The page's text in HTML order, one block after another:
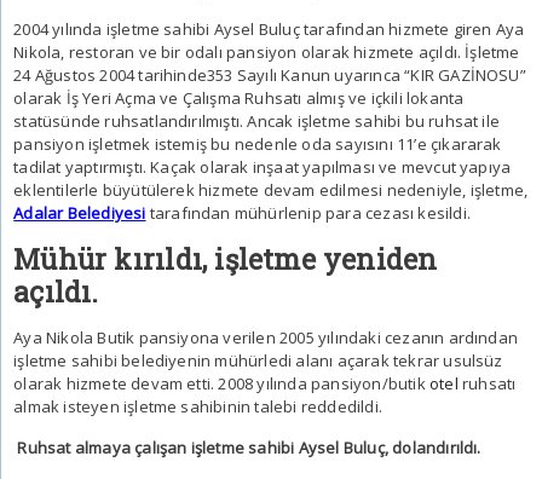
2004 yılında işletme sahibi Aysel Buluç tarafından hizmete giren Aya
Nikola, restoran ve bir odalı pansiyon olarak hizmete açıldı. İşletme
24 Ağustos 2004 tarihinde353 Sayılı Kanun uyarınca “KIR GAZİNOSU”
olarak İş Yeri Açma ve Çalışma Ruhsatı almış ve içkili lokanta
statüsünde ruhsatlandırılmıştı. Ancak işletme sahibi bu ruhsat ile
pansiyon işletmek istemiş bu nedenle oda sayısını 11’e çıkararak
tadilat yaptırmıştı. Kaçak olarak inşaat yapılması ve mevcut yapıya
eklentilerle büyütülerek hizmete devam edilmesi nedeniyle, işletme,
Adalar Belediyesi tarafından mühürlenip para cezası kesildi.
Mühür kırıldı, işletme yeniden
açıldı.
Aya Nikola Butik pansiyona verilen 2005 yılındaki cezanın ardından
işletme sahibi belediyenin mühürledi alanı açarak tekrar usulsüz
olarak hizmete devam etti. 2008 yılında pansiyon/butikotel ruhsatı
almak isteyen işletme sahibinin talebi reddedildi.
Ruhsat almaya çalışan işletme sahibi Aysel Buluç, dolandırıldı.